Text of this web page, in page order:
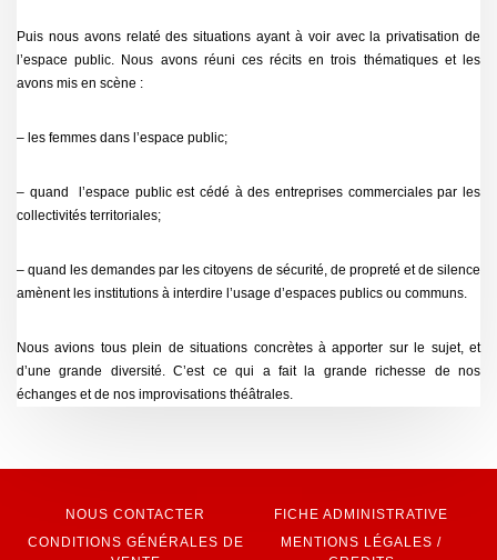
Puis nous avons relaté des situations ayant à voir avec la privatisation de
l’espace public. Nous avons réuni ces récits en trois thématiques et les
avons mis en scène :
– les femmes dans l’espace public;
– quand l’espace public est cédé à des entreprises commerciales par les
collectivités territoriales;
– quand les demandes par les citoyens de sécurité, de propreté et de silence
amènent les institutions à interdire l’usage d’espaces publics ou communs.
Nous avions tous plein de situations concrètes à apporter sur le sujet, et
d’une grande diversité. C’est ce qui a fait la grande richesse de nos
échanges et de nos improvisations théâtrales.
NOUS CONTACTER
FICHE ADMINISTRATIVE
CONDITIONS GÉNÉRALES DE
MENTIONS LÉGALES /